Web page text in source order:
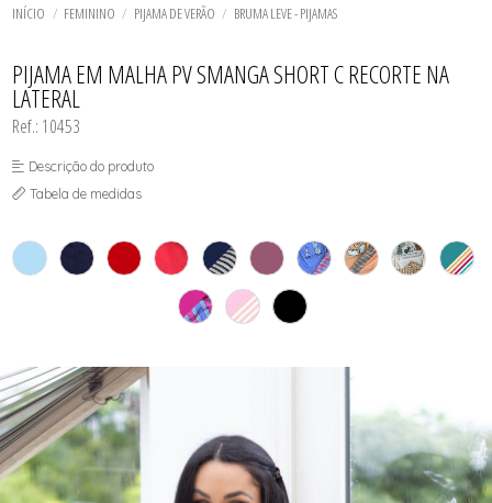
FETELLETODOS DE LINGERIE
SHORT DOLL
TODOS DE LINHA NOITE
CUECA
SHORT E BERMUDA
MAIÔS
SAÍDAS DE PRAIA
LINGERIE BASICOS - PLUS SIZE
LINGERIE SOFISTICADA - PLUS SIZE
MAIÔS
PLUS SIZE
INÍCIO FEMININO PIJAMA DE VERÃO BRUMA LEVE - PIJAMAS
PIJAMA EM MALHA PV SMANGA SHORT C RECORTE NA
LATERAL
Ref.: 10453
Descrição do produto
Tabela de medidas